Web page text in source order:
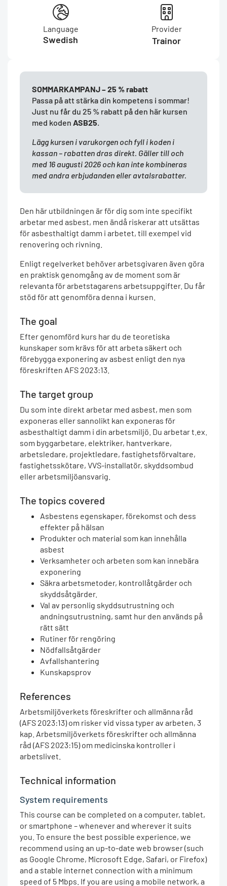
SOMMARKAMPANJ – 25 % rabatt
Passa på att stärka din kompetens i sommar!
Just nu får du 25 % rabatt på den här kursen
med koden ASB25.
Lägg kursen i varukorgen och fyll i koden i
kassan – rabatten dras direkt. Gäller till och
med 16 augusti 2026 och kan inte kombineras
med andra erbjudanden eller avtalsrabatter.
Den här utbildningen är för dig som inte specifikt
arbetar med asbest, men ändå riskerar att utsättas
för asbesthaltigt damm i arbetet, till exempel vid
renovering och rivning.
Enligt regelverket behöver arbetsgivaren även göra
en praktisk genomgång av de moment som är
relevanta för arbetstagarens arbetsuppgifter. Du får
stöd för att genomföra denna i kursen.
The goal
Efter genomförd kurs har du de teoretiska
kunskaper som krävs för att arbeta säkert och
förebygga exponering av asbest enligt den nya
föreskriften AFS 2023:13.
The target group
Du som inte direkt arbetar med asbest, men som
exponeras eller sannolikt kan exponeras för
asbesthaltigt damm i din arbetsmiljö. Du arbetar t.ex.
som byggarbetare, elektriker, hantverkare,
arbetsledare, projektledare, fastighetsförvaltare,
fastighetsskötare, VVS-installatör, skyddsombud
eller arbetsmiljöansvarig.
The topics covered
Asbestens egenskaper, förekomst och dess
effekter på hälsan
Produkter och material som kan innehålla
asbest
Verksamheter och arbeten som kan innebära
exponering
Säkra arbetsmetoder, kontrollåtgärder och
skyddsåtgärder.
Val av personlig skyddsutrustning och
andningsutrustning, samt hur den används på
rätt sätt
Rutiner för rengöring
Nödfallsåtgärder
Avfallshantering
Kunskapsprov
References
Arbetsmiljöverkets föreskrifter och allmänna råd
(AFS 2023:13) om risker vid vissa typer av arbeten, 3
kap. Arbetsmiljöverkets föreskrifter och allmänna
råd (AFS 2023:15) om medicinska kontroller i
arbetslivet.
Technical information
System requirements
This course can be completed on a computer, tablet,
or smartphone – whenever and wherever it suits
you. To ensure the best possible experience, we
recommend using an up-to-date web browser (such
as Google Chrome, Microsoft Edge, Safari, or Firefox)
and a stable internet connection with a minimum
speed of 5 Mbps. If you are using a mobile network, a
Language
Swedish
Provider
Trainor